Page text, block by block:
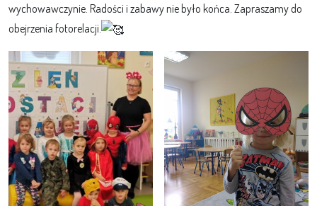
wychowawczynie. Radości i zabawy nie było końca. Zapraszamy do
obejrzenia fotorelacji.